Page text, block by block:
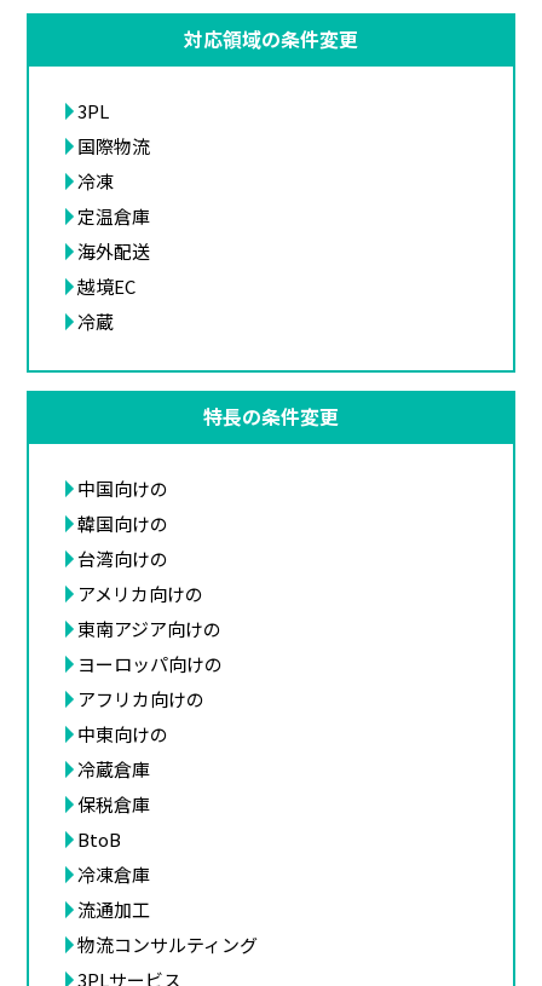
対応領域の条件変更
3PL
国際物流
冷凍
定温倉庫
海外配送
越境EC
冷蔵
特長の条件変更
中国向けの
韓国向けの
台湾向けの
アメリカ向けの
東南アジア向けの
ヨーロッパ向けの
アフリカ向けの
中東向けの
冷蔵倉庫
保税倉庫
BtoB
冷凍倉庫
流通加工
物流コンサルティング
3PLサービス